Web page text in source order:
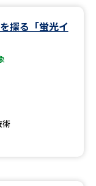
探る「蛍光イ
術